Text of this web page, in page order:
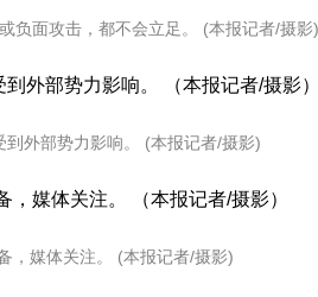
负面攻击，都不会立足。 (本报记者/摄影)
外部势力影响。 (本报记者/摄影)
，媒体关注。 (本报记者/摄影)